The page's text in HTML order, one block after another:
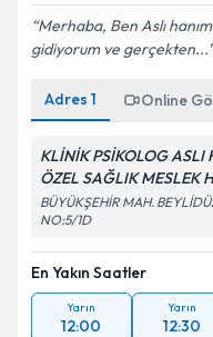
Merhaba, Ben Aslı
gidiyorum ve gerçekten...
Adres 1 Online
KLİNİK PSİKOLOG ASLI
ÖZEL SAĞLIK MESLEK
BÜYÜKŞEHİR MAH.
NO:5/1D
En Yakın Saatler
Yarın
12:00
Yarın
12:30